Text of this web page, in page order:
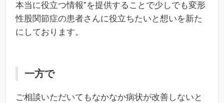
本当に役立つ情報”を提供することで少しでも変形
性股関節症の患者さんに役立ちたいと想いを新た
にしております。
一方で
ご相談いただいてもなかなか病状が改善しないと